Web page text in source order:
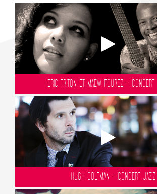
ERIC TRITON ET MAËVA FOUREZ -
HUGH COLTMAN - CONCERT JAZZ